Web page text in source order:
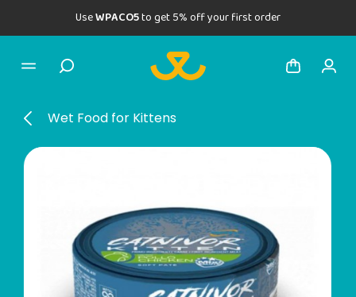
UseWPACO5to get 5% off your first order
Wet Food for Kittens